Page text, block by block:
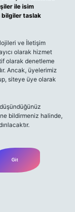
ile isim
bilgiler taslak
ve İletişim
olarak hizmet
olarak denetleme
Ancak, üyelerimiz
siteye üye olarak
bildirmeniz halinde,